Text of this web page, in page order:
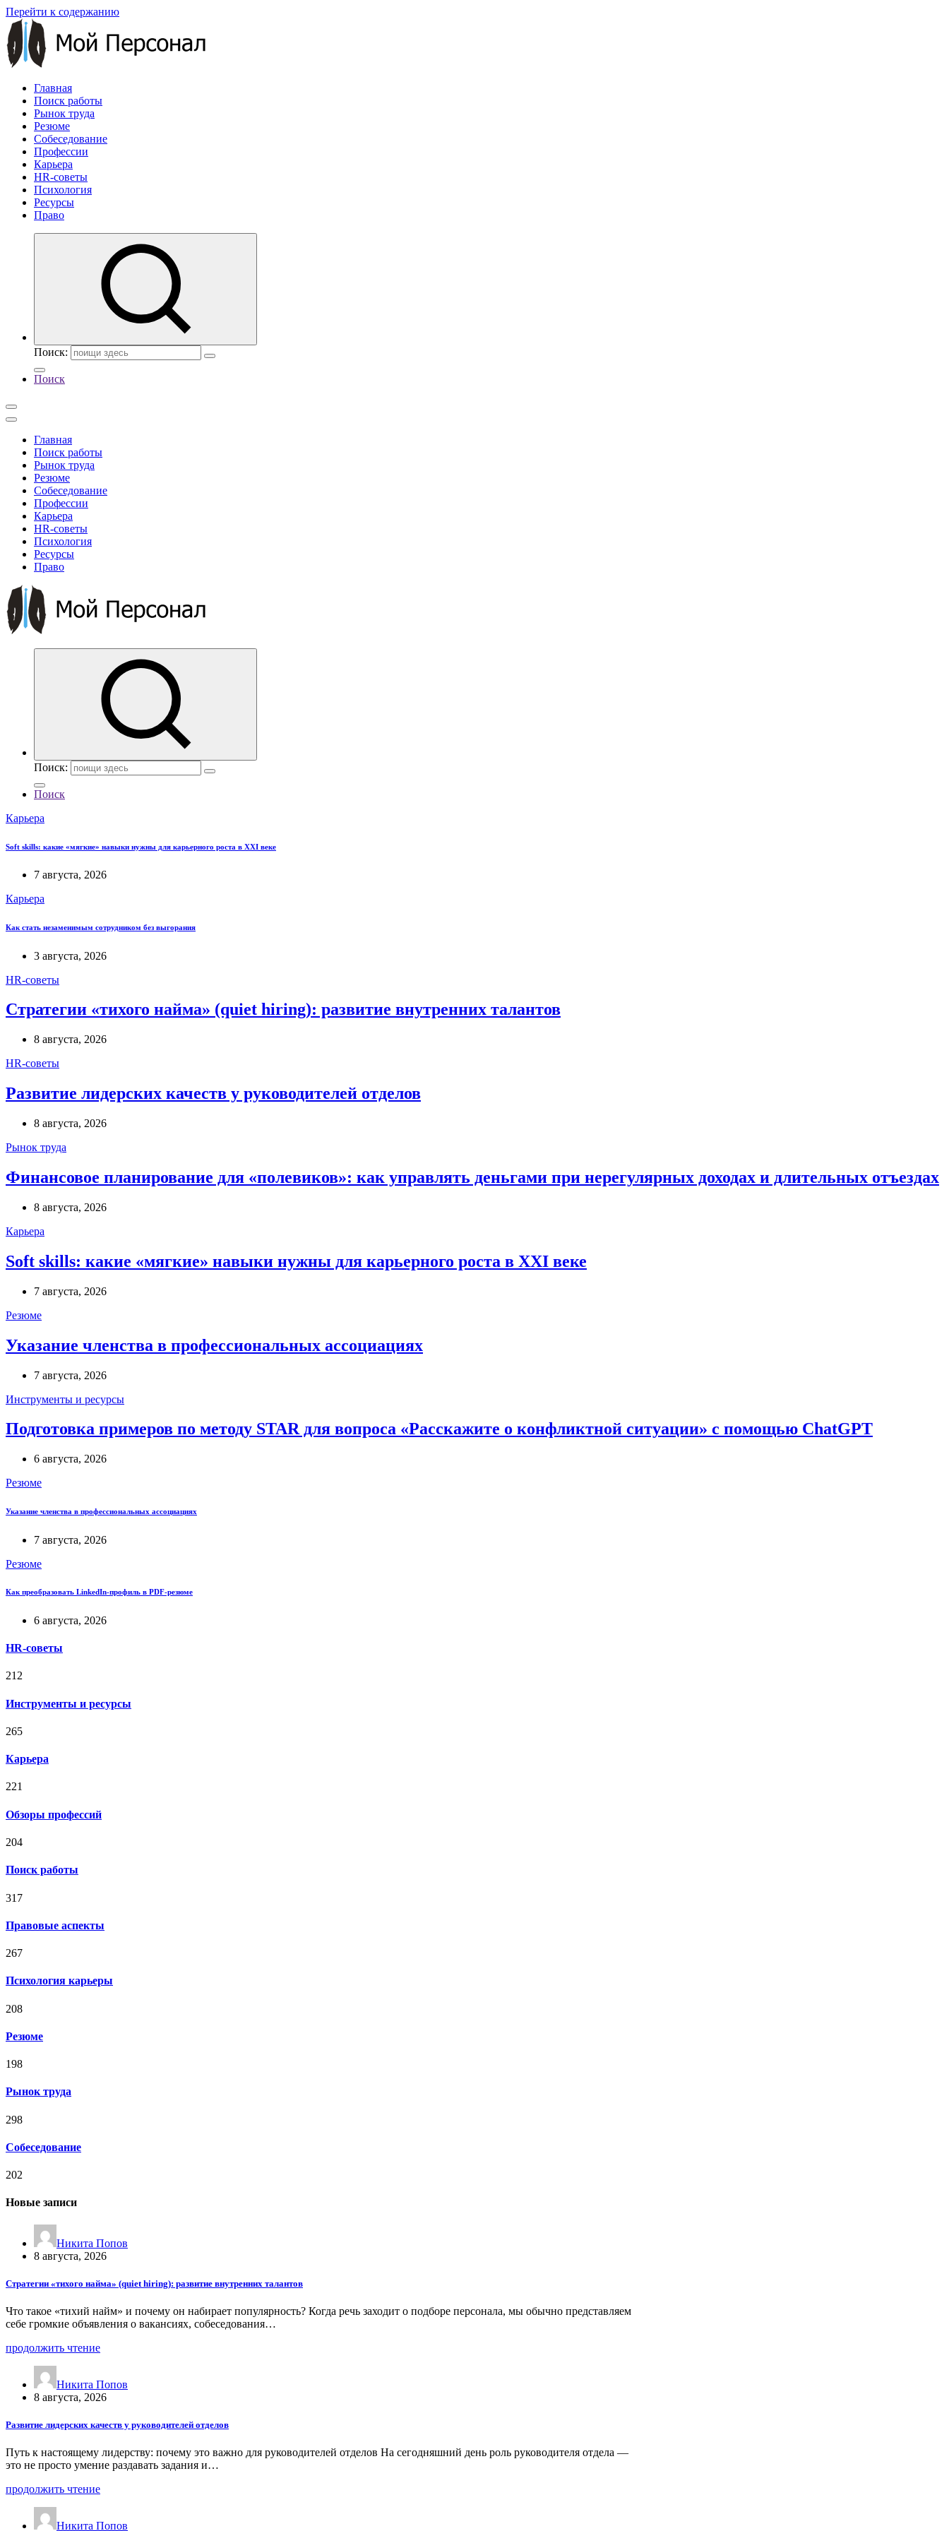
Перейти к содержанию
Главная
Поиск работы
Рынок труда
Резюме
Собеседование
Профессии
Карьера
HR-советы
Психология
Ресурсы
Право
Поиск:
Поиск
Главная
Поиск работы
Рынок труда
Резюме
Собеседование
Профессии
Карьера
HR-советы
Психология
Ресурсы
Право
Поиск:
Поиск
Карьера
Soft skills: какие «мягкие» навыки нужны для карьерного роста в XXI веке
7 августа, 2026
Карьера
Как стать незаменимым сотрудником без выгорания
3 августа, 2026
HR-советы
Стратегии «тихого найма» (quiet hiring): развитие внутренних талантов
8 августа, 2026
HR-советы
Развитие лидерских качеств у руководителей отделов
8 августа, 2026
Рынок труда
Финансовое планирование для «полевиков»: как управлять деньгами при нерегулярных доходах и длительных отъездах
8 августа, 2026
Карьера
Soft skills: какие «мягкие» навыки нужны для карьерного роста в XXI веке
7 августа, 2026
Резюме
Указание членства в профессиональных ассоциациях
7 августа, 2026
Инструменты и ресурсы
Подготовка примеров по методу STAR для вопроса «Расскажите о конфликтной ситуации» с помощью ChatGPT
6 августа, 2026
Резюме
Указание членства в профессиональных ассоциациях
7 августа, 2026
Резюме
Как преобразовать LinkedIn-профиль в PDF-резюме
6 августа, 2026
HR-советы
212
Инструменты и ресурсы
265
Карьера
221
Обзоры профессий
204
Поиск работы
317
Правовые аспекты
267
Психология карьеры
208
Резюме
198
Рынок труда
298
Собеседование
202
Новые записи
Никита Попов
8 августа, 2026
Стратегии «тихого найма» (quiet hiring): развитие внутренних талантов
Что такое «тихий найм» и почему он набирает популярность? Когда речь заходит о подборе персонала, мы обычно представляем
себе громкие объявления о вакансиях, собеседования…
продолжить чтение
Никита Попов
8 августа, 2026
Развитие лидерских качеств у руководителей отделов
Путь к настоящему лидерству: почему это важно для руководителей отделов На сегодняшний день роль руководителя отдела —
это не просто умение раздавать задания и…
продолжить чтение
Никита Попов